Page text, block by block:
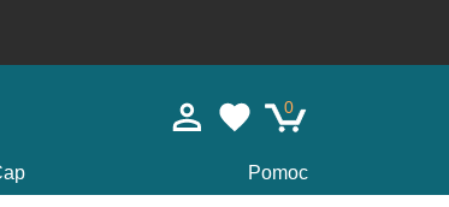
0
Pomoc